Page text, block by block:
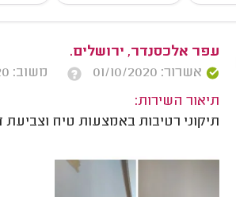
עפר אלכסנדר, ירושלים.
אשרור: 01/10/2020
משוב: 31/07/2020
תיאור השירות:
תיקוני רטיבות באמצעות טיח